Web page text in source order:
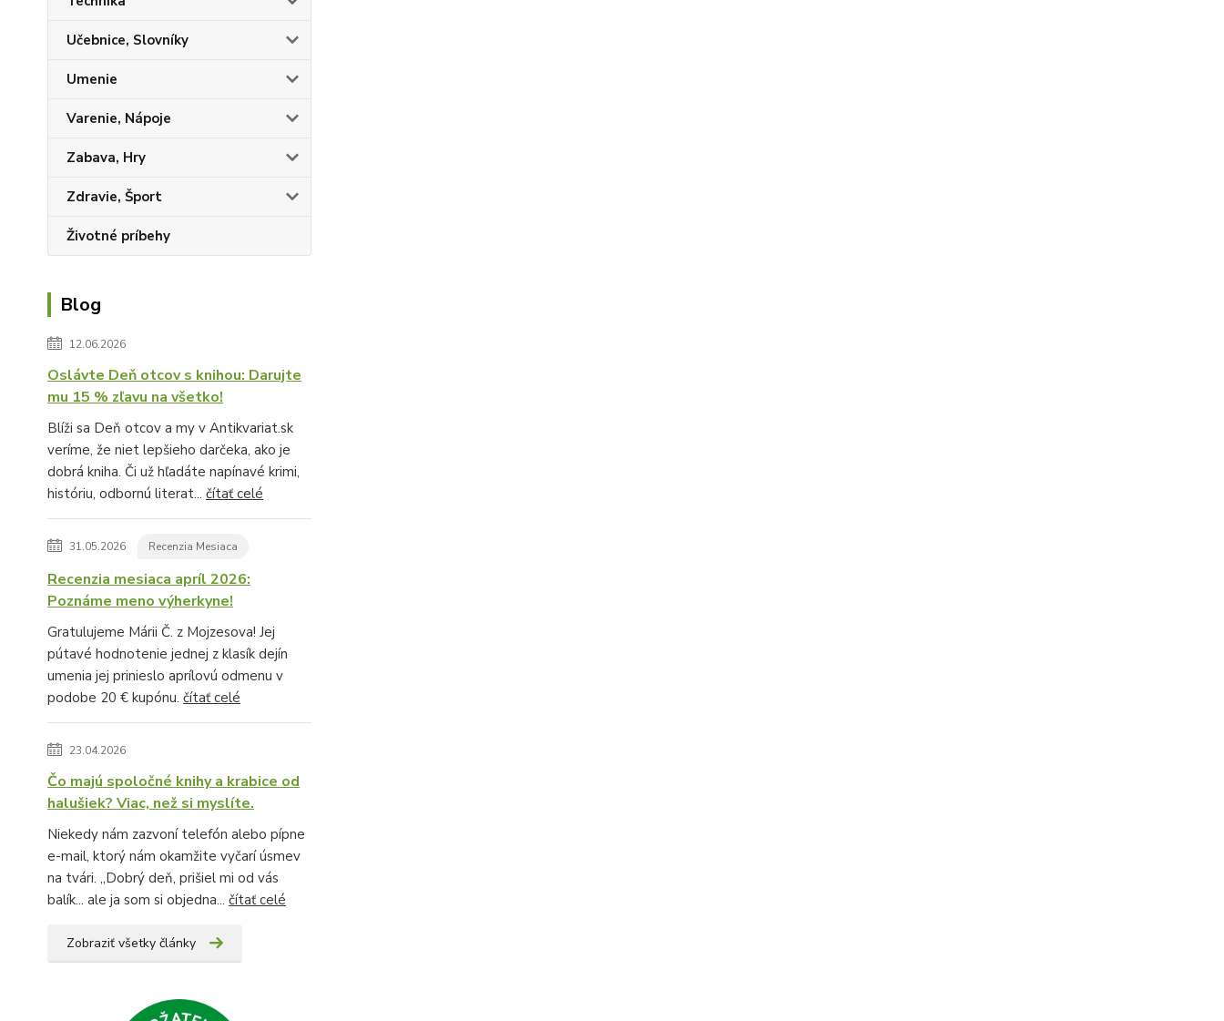
Učebnice, Slovníky
Umenie
Varenie, Nápoje
Zabava, Hry
Zdravie, Šport
Životné príbehy
Blog
12.06.2026
Oslávte Deň otcov s knihou: Darujte
mu 15 % zľavu na všetko!
Blíži sa Deň otcov a my v Antikvariat.sk
veríme, že niet lepšieho darčeka, ako je
dobrá kniha. Či už hľadáte napínavé krimi,
históriu, odbornú literat... čítať celé
31.05.2026 Recenzia Mesiaca
Recenzia mesiaca apríl 2026:
Poznáme meno výherkyne!
Gratulujeme Márii Č. z Mojzesova! Jej
pútavé hodnotenie jednej z klasík dejín
umenia jej prinieslo aprílovú odmenu v
podobe 20 € kupónu. čítať celé
23.04.2026
Čo majú spoločné knihy a krabice od
halušiek? Viac, než si myslíte.
Niekedy nám zazvoní telefón alebo pípne
e-mail, ktorý nám okamžite vyčarí úsmev
na tvári. „Dobrý deň, prišiel mi od vás
balík... ale ja som si objedna... čítať celé
Zobraziť všetky články